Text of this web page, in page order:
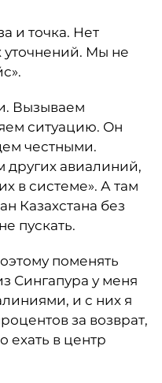
и точка. Нет
уточнений. Мы не
Вызываем
ситуацию. Он
честными.
других авиалиний,
в системе». А там
Казахстана без
пускать.
поменять
Сингапура у меня
и с них я
за возврат,
ехать в центр